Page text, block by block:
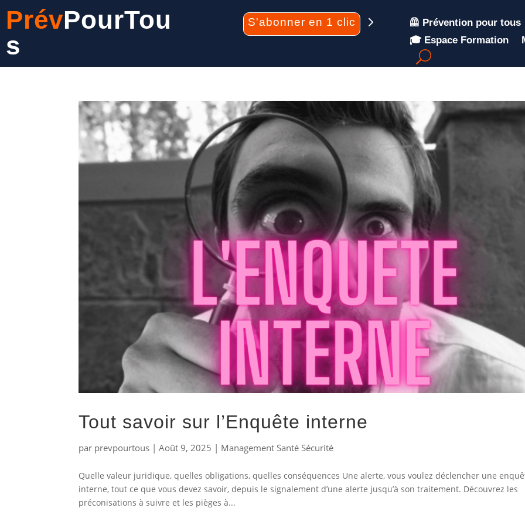
PrévPourTou
s
S'abonner en 1 clic
🦺 Prévention pour tous
🎓 Espace Formation
Tout savoir sur l’Enquête interne
par prevpourtous |Août 9, 2025 | Management Santé Sécurité
Quelle valeur juridique, quelles obligations, quelles conséquences Une alerte, vous voulez déclencher une
interne, tout ce que vous devez savoir, depuis le signalement d’une alerte jusqu’à son traitement. Découvrez les
préconisations à suivre et les pièges à...